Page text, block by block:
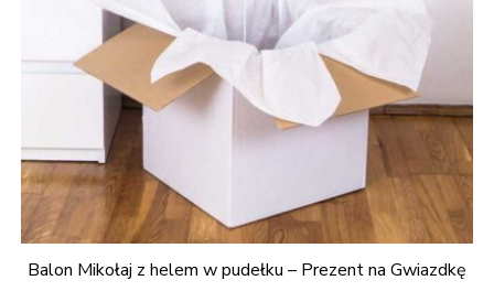
Balon Mikołaj z helem w pudełku – Prezent na Gwiazdkę